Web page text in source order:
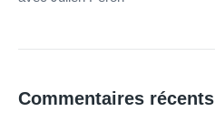
Commentaires récents